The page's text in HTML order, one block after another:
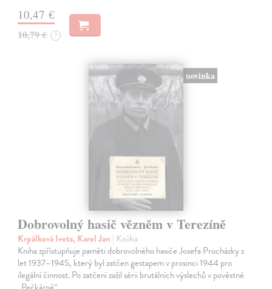
10,47 €
10,79 € ?
novinka
Dobrovolný hasič vězněm v Terezíně
Krpálková Iveta, Karel Jan | Kniha
Kniha zpřístupňuje paměti dobrovolného hasiče Josefa Procházky z
let 1937–1945, který byl zatčen gestapem v prosinci 1944 pro
ilegální činnost. Po zatčení zažil sérii brutálních výslechů v pověstné